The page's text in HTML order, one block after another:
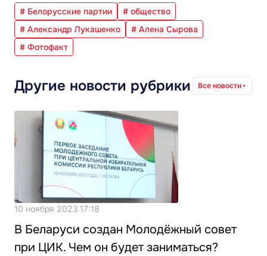
# Белорусские партии
# общество
# Александр Лукашенко
# Алена Сырова
# Фотофакт
Другие новости рубрики Все новости
10 ноября 2023 17:18
В Беларуси создан Молодёжный совет
при ЦИК. Чем он будет заниматься?